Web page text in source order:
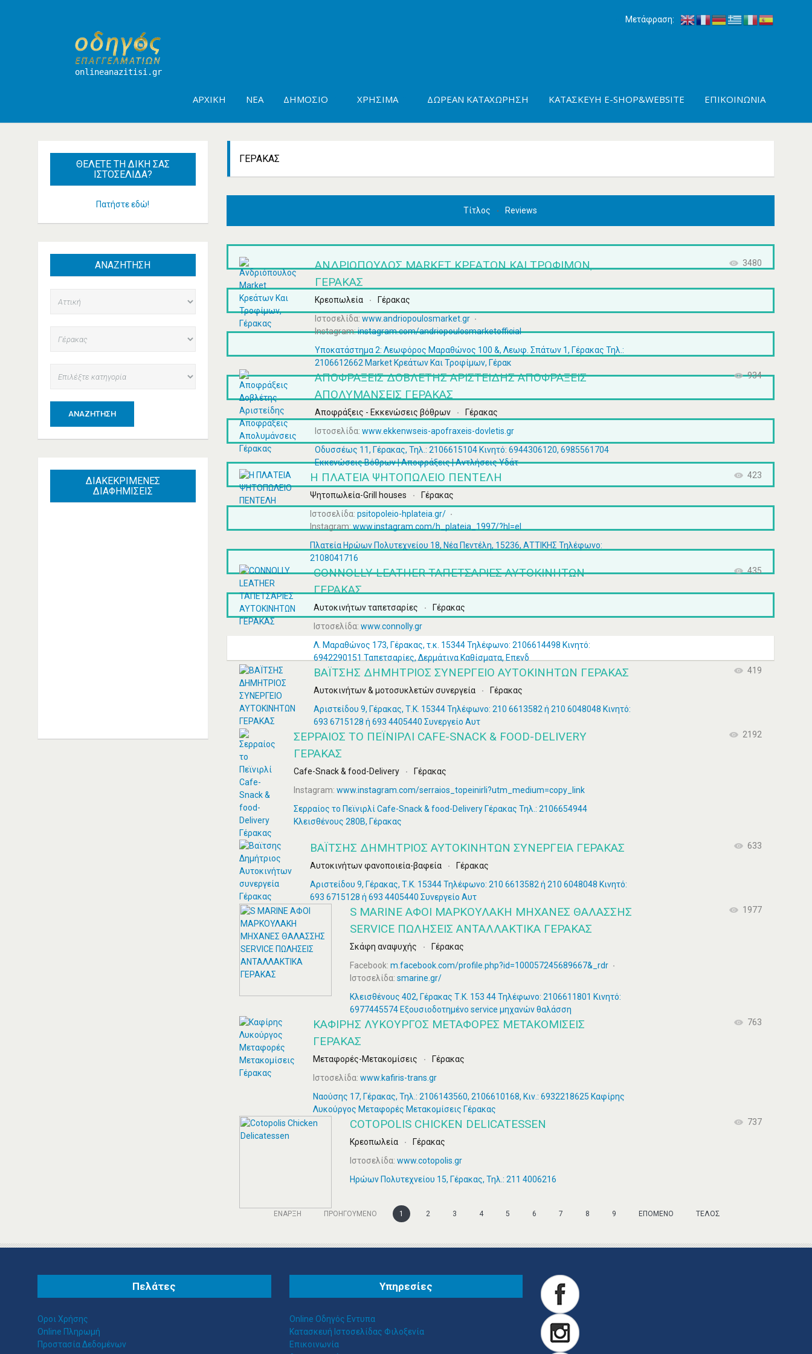
Μετάφραση:
onlineanazitisi.gr
ΑΡΧΙΚΉ ΝΈΑ ΔΗΜΌΣΙΟ ΧΡΉΣΙΜΑ ΔΩΡΕΆΝ ΚΑΤΑΧΏΡΗΣΗ ΚΑΤΑΣΚΕΥΉ E-SHOP&WEBSITE ΕΠΙΚΟΙΝΩΝΊΑ
ΓΈΡΑΚΑΣ
Τίτλος Reviews
ΑΝΔΡΙΌΠΟΥΛΟΣ MARKET ΚΡΕΆΤΩΝ ΚΑΙ ΤΡΟΦΊΜΩΝ,
ΓΈΡΑΚΑΣ
Κρεοπωλεία
Γέρακας
Ιστοσελίδα: www.andriopoulosmarket.gr
Instagram:instagram.com/andriopoulosmarketofficial
Υποκατάστημα 2: Λεωφόρος Μαραθώνος 100 &, Λεωφ. Σπάτων 1, Γέρακας Τηλ.:
2106612662 Market Κρεάτων Και Τροφίμων, Γέρακ
3480
ΑΠΟΦΡΆΞΕΙΣ ΔΟΒΛΈΤΗΣ ΑΡΙΣΤΕΊΔΗΣ ΑΠΟΦΡΆΞΕΙΣ
ΑΠΟΛΥΜΆΝΣΕΙΣ ΓΈΡΑΚΑΣ
Αποφράξεις - Εκκενώσεις βόθρων
Γέρακας
Ιστοσελίδα: www.ekkenwseis-apofraxeis-dovletis.gr
Οδυσσέως 11, Γέρακας, Τηλ.: 2106615104 Κινητό: 6944306120, 6985561704
Εκκενώσεις Βόθρων | Αποφράξεις | Αντλήσεις Υδάτ
934
Η ΠΛΑΤΕΙΑ ΨΗΤΟΠΩΛΕΙΟ ΠΕΝΤΕΛΗ
Ψητοπωλεία-Grill houses
Γέρακας
Ιστοσελίδα: psitopoleio-hplateia.gr/
Instagram: www.instagram.com/h_plateia_1997/?hl=el
Πλατεία Ηρώων Πολυτεχνείου 18, Νέα Πεντέλη, 15236, ΑΤΤΙΚΗΣ Τηλέφωνο:
2108041716
423
CONNOLLY LEATHER ΤΑΠΕΤΣΑΡΙΕΣ ΑΥΤΟΚΙΝΗΤΩΝ
ΓΕΡΑΚΑΣ
Αυτοκινήτων ταπετσαρίες
Γέρακας
Ιστοσελίδα: www.connolly.gr
Λ. Μαραθώνος 173, Γέρακας, τ.κ. 15344 Τηλέφωνο: 2106614498 Κινητό:
6942290151 Ταπετσαρίες, Δερμάτινα Καθίσματα, Επενδ
435
ΒΑΪΤΣΗΣ ΔΗΜΗΤΡΙΟΣ ΣΥΝΕΡΓΕΙΟ ΑΥΤΟΚΙΝΗΤΩΝ ΓΕΡΑΚΑΣ
Αυτοκινήτων & μοτοσυκλετών συνεργεία
Γέρακας
Αριστείδου 9, Γέρακας, Τ.Κ. 15344 Τηλέφωνο: 210 6613582 ή 210 6048048 Κινητό:
693 6715128 ή 693 4405440 Συνεργείο Αυτ
419
ΣΕΡΡΑΊΟΣ ΤΟ ΠΕΪΝΙΡΛΊ CAFE-SNACK & FOOD-DELIVERY
ΓΈΡΑΚΑΣ
Cafe-Snack & food-Delivery
Γέρακας
Instagram: www.instagram.com/serraios_topeinirli?utm_medium=copy_link
Σερραίος το Πεϊνιρλί Cafe-Snack & food-Delivery Γέρακας Τηλ.: 2106654944
Κλεισθένους 280Β, Γέρακας
2192
ΒΑΪΤΣΗΣ ΔΗΜΉΤΡΙΟΣ ΑΥΤΟΚΙΝΉΤΩΝ ΣΥΝΕΡΓΕΊΑ ΓΈΡΑΚΑΣ
Αυτοκινήτων φανοποιεία-βαφεία
Γέρακας
Αριστείδου 9, Γέρακας, Τ.Κ. 15344 Τηλέφωνο: 210 6613582 ή 210 6048048 Κινητό:
693 6715128 ή 693 4405440 Συνεργείο Αυτ
633
S MARINE ΑΦΟΙ ΜΑΡΚΟΥΛΑΚΗ ΜΗΧΑΝΕΣ ΘΑΛΑΣΣΗΣ
SERVICE ΠΩΛΗΣΕΙΣ ΑΝΤΑΛΛΑΚΤΙΚΑ ΓΕΡΑΚΑΣ
Σκάφη αναψυχής
Γέρακας
Facebook: m.facebook.com/profile.php?id=100057245689667&_rdr
Ιστοσελίδα: smarine.gr/
Κλεισθένους 402, Γέρακας Τ.Κ. 153 44 Τηλέφωνο: 2106611801 Κινητό:
6977445574 Εξουσιοδοτημένο service μηχανών θαλάσση
1977
ΚΑΦΊΡΗΣ ΛΥΚΟΎΡΓΟΣ ΜΕΤΑΦΟΡΈΣ ΜΕΤΑΚΟΜΊΣΕΙΣ
ΓΈΡΑΚΑΣ
Μεταφορές-Μετακομίσεις
Γέρακας
Ιστοσελίδα: www.kafiris-trans.gr
Ναούσης 17, Γέρακας, Τηλ.: 2106143560, 2106610168, Κιν.: 6932218625 Καφίρης
Λυκούργος Μεταφορές Μετακομίσεις Γέρακας
763
COTOPOLIS CHICKEN DELICATESSEN
Κρεοπωλεία
Γέρακας
Ιστοσελίδα: www.cotopolis.gr
Ηρώων Πολυτεχνείου 15, Γέρακας, Τηλ.: 211 4006216
737
ΈΝΑΡΞΗ ΠΡΟΗΓΟΎΜΕΝΟ 1 2 3 4 5 6 7 8 9 ΕΠΌΜΕΝΟ ΤΈΛΟΣ
ΘΈΛΕΤΕΤΗ ΔΙΚΉ ΣΑΣ
ΙΣΤΟΣΕΛΊΔΑ?
Πατήστε εδώ!
ΑΝΑΖΗΤΗΣΗ
ΑΝΑΖΉΤΗΣΗ
ΔΙΑΚΕΚΡΙΜΕΝΕΣ
ΔΙΑΦΗΜΙΣΕΙΣ
ΦΆΛΗΡΟ
Γραφείο Αλκυόνης 16, Παλαιό
Φάληρο, Τηλ.: 210 9835572 /
Λογιστικά Φοροτεχνικά Γραφεία
Πελάτες
Οροι Χρήσης
Online Πληρωμή
Προστασία Δεδομένων
Υπηρεσίες
Online Οδηγός Εντυπα
Κατασκευή Ιστοσελίδας Φιλοξενία
Επικοινωνία